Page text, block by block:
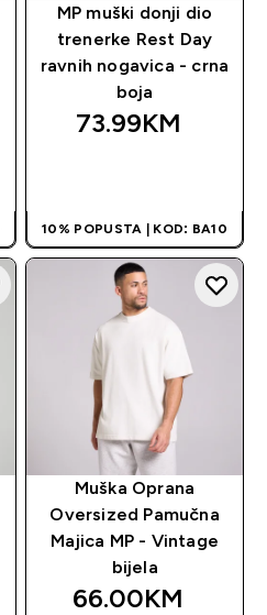
MP muški donji dio
trenerke Rest Day
ravnih nogavica - crna
boja
73.99KM‎
10% POPUSTA | KOD: BA10
Muška Oprana
Oversized Pamučna
Majica MP - Vintage
bijela
66.00KM‎